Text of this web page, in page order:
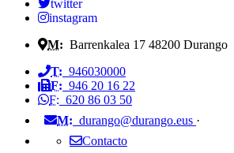
twitter
instagram
M: Barrenkalea 17 48200 Durango
T: 946030000
F: 946 20 16 22
F: 620 86 03 50
M: durango@durango.eus ·
Contacto